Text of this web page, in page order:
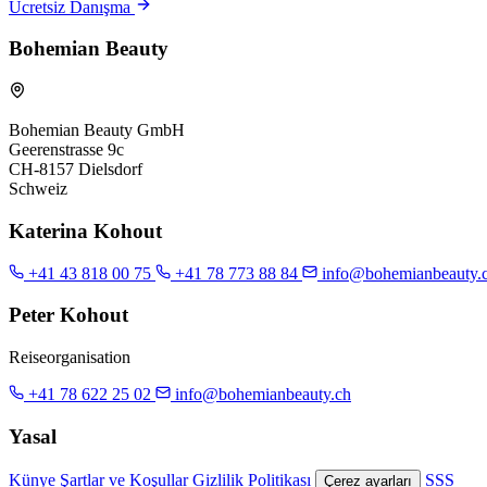
Ücretsiz Danışma
Bohemian Beauty
Bohemian Beauty GmbH
Geerenstrasse 9c
CH-8157 Dielsdorf
Schweiz
Katerina Kohout
+41 43 818 00 75 +41 78 773 88 84
Peter Kohout
Reiseorganisation
+41 78 622 25 02
info@bohemianbeauty.ch
Yasal
Künye Şartlar ve Koşullar Gizlilik Politikası Çerez ayarları SSS